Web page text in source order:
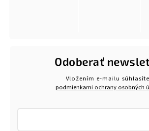
Odoberať
Vložením e-mailu
podmienkami ochrany osobných